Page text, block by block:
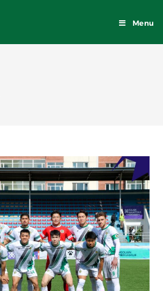
Menu